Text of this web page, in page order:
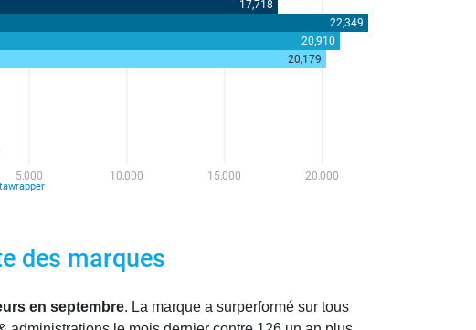
des marques
en septembre. La marque a surperformé sur tous